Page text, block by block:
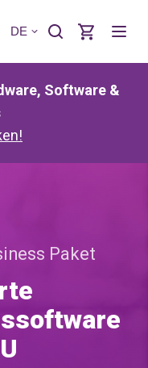
DE
Software &
Paket